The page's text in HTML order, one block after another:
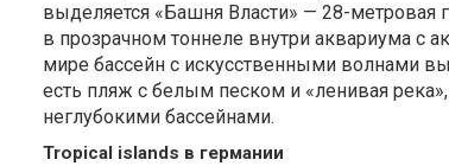
выделяется «Башня Власти» — 28-метровая
в прозрачном тоннеле внутри аквариума с
мире бассейн с искусственными волнами
есть пляж с белым песком и «ленивая
неглубокими бассейнами.
Tropical islands в германии